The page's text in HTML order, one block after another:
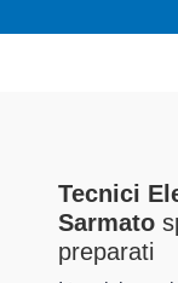
Tecnici
Sarmato
preparati